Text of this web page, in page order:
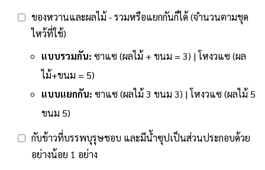
ของหวานและผลไม้ - รวมหรือแยกกันก็ได้ (จำนวนตามชุด
ไหว้ที่ใช้)
แบบรวมกัน: ซาแซ (ผลไม้ + ขนม = 3) | โหงวแซ (ผล
ไม้+ขนม = 5)
แบบแยกกัน: ซาแซ (ผลไม้ 3 ขนม 3) | โหงวแซ (ผลไม้ 5
ขนม 5)
กับข้าวที่บรรพบุรุษชอบ และมีน้ำซุปเป็นส่วนประกอบด้วย
อย่างน้อย 1 อย่าง